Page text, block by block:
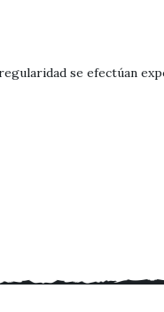
se efectúan